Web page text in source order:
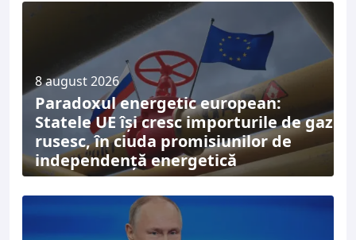
8 august 2026
Paradoxul energetic european:
Statele UE își cresc importurile de gaz
rusesc, în ciuda promisiunilor de
independență energetică